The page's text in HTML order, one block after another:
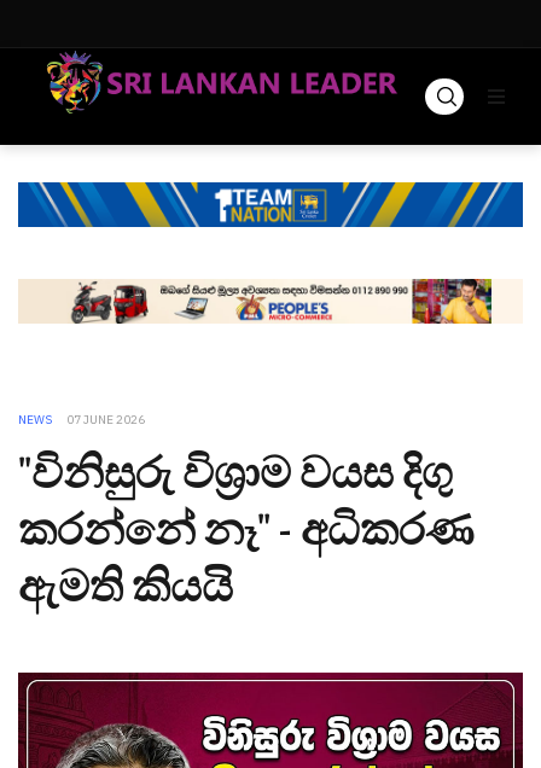
NEWS 07 JUNE 2026
"විනිසුරු විශ්‍රාම වයස දිගු
කරන්නේ නෑ" - අධිකරණ
ඇමති කියයි